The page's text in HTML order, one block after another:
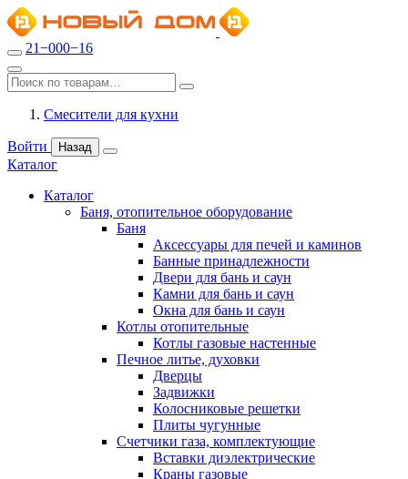
21−000−16
Смесители для кухни
Войти Назад
Каталог
Каталог
Баня, отопительное оборудование
Баня
Аксессуары для печей и каминов
Банные принадлежности
Двери для бань и саун
Камни для бань и саун
Окна для бань и саун
Котлы отопительные
Котлы газовые настенные
Печное литье, духовки
Дверцы
Задвижки
Колосниковые решетки
Плиты чугунные
Счетчики газа, комплектующие
Вставки диэлектрические
Краны газовые